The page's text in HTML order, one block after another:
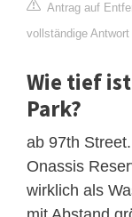
Antrag auf
vollständige
Wie tief
Park?
ab 97th
Onassis
wirklich als